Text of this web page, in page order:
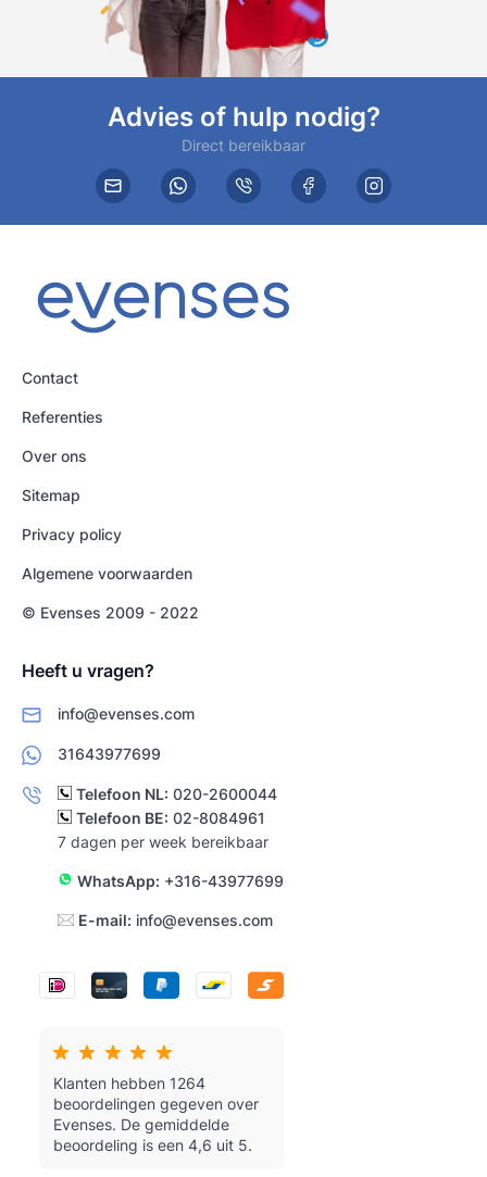
Advies of hulp nodig?
Direct bereikbaar
Contact
Referenties
Over ons
Sitemap
Privacy policy
Algemene voorwaarden
© Evenses 2009 - 2022
Heeft u vragen?
info@evenses.com
31643977699
Telefoon NL: 020-2600044
Telefoon BE: 02-8084961
7 dagen per week bereikbaar
WhatsApp: +316-43977699
E-mail: info@evenses.com
Klanten hebben 1264
beoordelingen gegeven over
Evenses. De gemiddelde
beoordeling is een 4,6 uit 5.